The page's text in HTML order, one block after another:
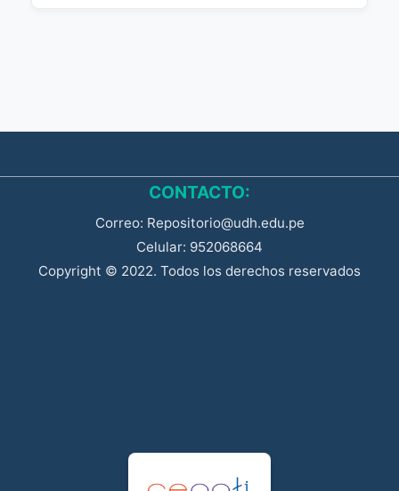
CONTACTO:
Correo: Repositorio@udh.edu.pe
Celular: 952068664
Copyright © 2022. Todos los derechos reservados